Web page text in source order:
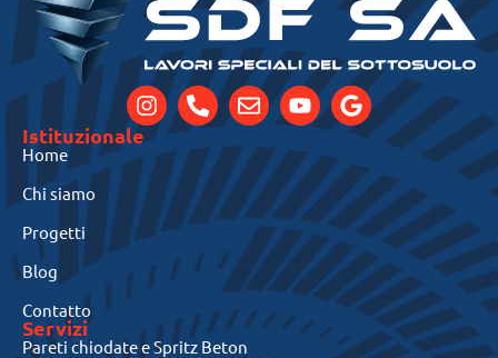
Istituzionale
Home
Chi siamo
Progetti
Blog
Contatto
Servizi
Pareti chiodate e Spritz Beton